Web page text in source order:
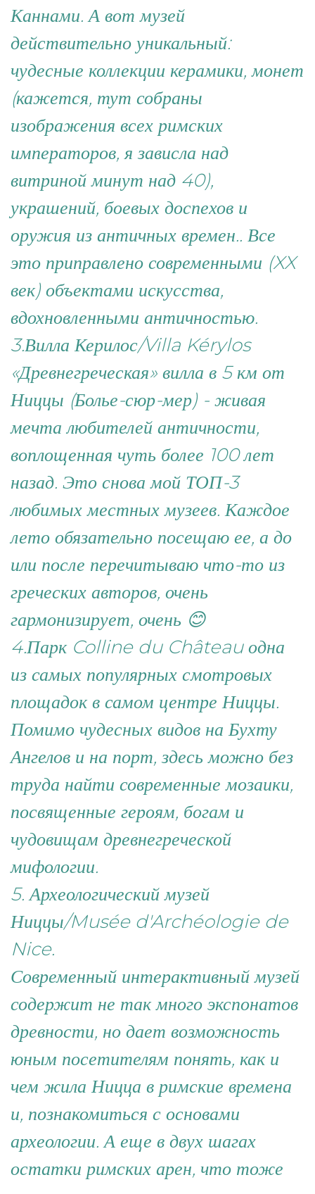
Каннами. А вот музей
действительно уникальный:
чудесные коллекции керамики, монет
(кажется, тут собраны
изображения всех римских
императоров, я зависла над
витриной минут над 40),
украшений, боевых доспехов и
оружия из античных времен.. Все
это приправлено современными (XX
век) объектами искусства,
вдохновленными античностью.
3.Вилла Керилос/Villa Kérylos
«Древнегреческая» вилла в 5 км от
Ниццы (Болье-сюр-мер) - живая
мечта любителей античности,
воплощенная чуть более 100 лет
назад. Это снова мой ТОП-3
любимых местных музеев. Каждое
лето обязательно посещаю ее, а до
или после перечитываю что-то из
греческих авторов, очень
гармонизирует, очень 😊
4.Парк Colline du Château одна
из самых популярных смотровых
площадок в самом центре Ниццы.
Помимо чудесных видов на Бухту
Ангелов и на порт, здесь можно без
труда найти современные мозаики,
посвященные героям, богам и
чудовищам древнегреческой
мифологии.
5. Археологический музей
Ниццы/Musée d'Archéologie de
Nice.
Современный интерактивный музей
содержит не так много экспонатов
древности, но дает возможность
юным посетителям понять, как и
чем жила Ницца в римские времена
и, познакомиться с основами
археологии. А еще в двух шагах
остатки римских арен, что тоже